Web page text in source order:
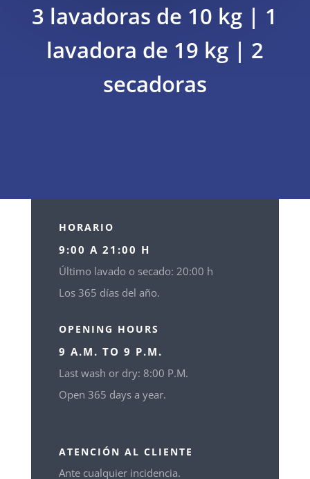
3 lavadoras de 10 kg | 1
lavadora de 19 kg | 2
secadoras
HORARIO
9:00 A 21:00 H
Último lavado o secado: 20:00 h
Los 365 días del año.
OPENING HOURS
9 A.M. TO 9 P.M.
Last wash or dry: 8:00 P.M.
Open 365 days a year.
ATENCIÓN AL CLIENTE
Ante cualquier incidencia.